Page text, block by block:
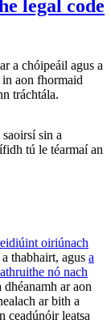
legal code
a chóipeáil agus a
aon fhormaid
tráchtála.
sin a
tú le téarmaí an
oiriúnach
thabhairt, agus a
nó nach
ar aon
ar bith a
ceadúnóir leatsa